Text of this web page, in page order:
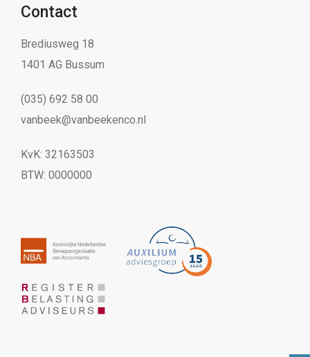
Contact
Brediusweg 18
1401 AG Bussum
(035) 692 58 00
vanbeek@vanbeekenco.nl
KvK: 32163503
BTW: 0000000